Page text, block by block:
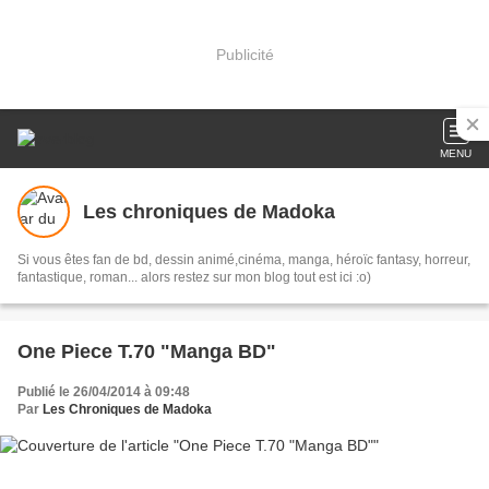
Publicité
MENU
Les chroniques de Madoka
Si vous êtes fan de bd, dessin animé,cinéma, manga, héroïc fantasy, horreur,
fantastique, roman... alors restez sur mon blog tout est ici :o)
One Piece T.70 "Manga BD"
Publié le 26/04/2014 à 09:48
Par Les Chroniques de Madoka